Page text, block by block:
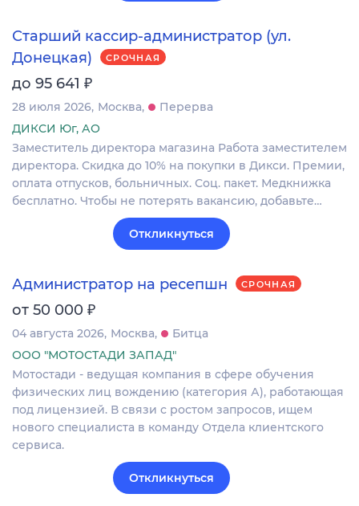
Старший кассир-администратор (ул.
Донецкая)
СРОЧНАЯ
до 95 641 ₽
28 июля 2026 Москва
Перерва
ДИКСИ Юг, АО
Заместитель директора магазина Работа заместителем
директора. Скидка до 10% на покупки в Дикси. Премии,
оплата отпусков, больничных. Соц. пакет. Медкнижка
бесплатно. Чтобы не потерять вакансию, добавьте…
Откликнуться
Администратор на ресепшн СРОЧНАЯ
от 50 000 ₽
04 августа 2026 Москва
Битца
ООО "МОТОСТАДИ ЗАПАД"
Мотостади - ведущая компания в сфере обучения
физических лиц вождению (категория А), работающая
под лицензией. В связи с ростом запросов, ищем
нового специалиста в команду Отдела клиентского
сервиса.
Откликнуться